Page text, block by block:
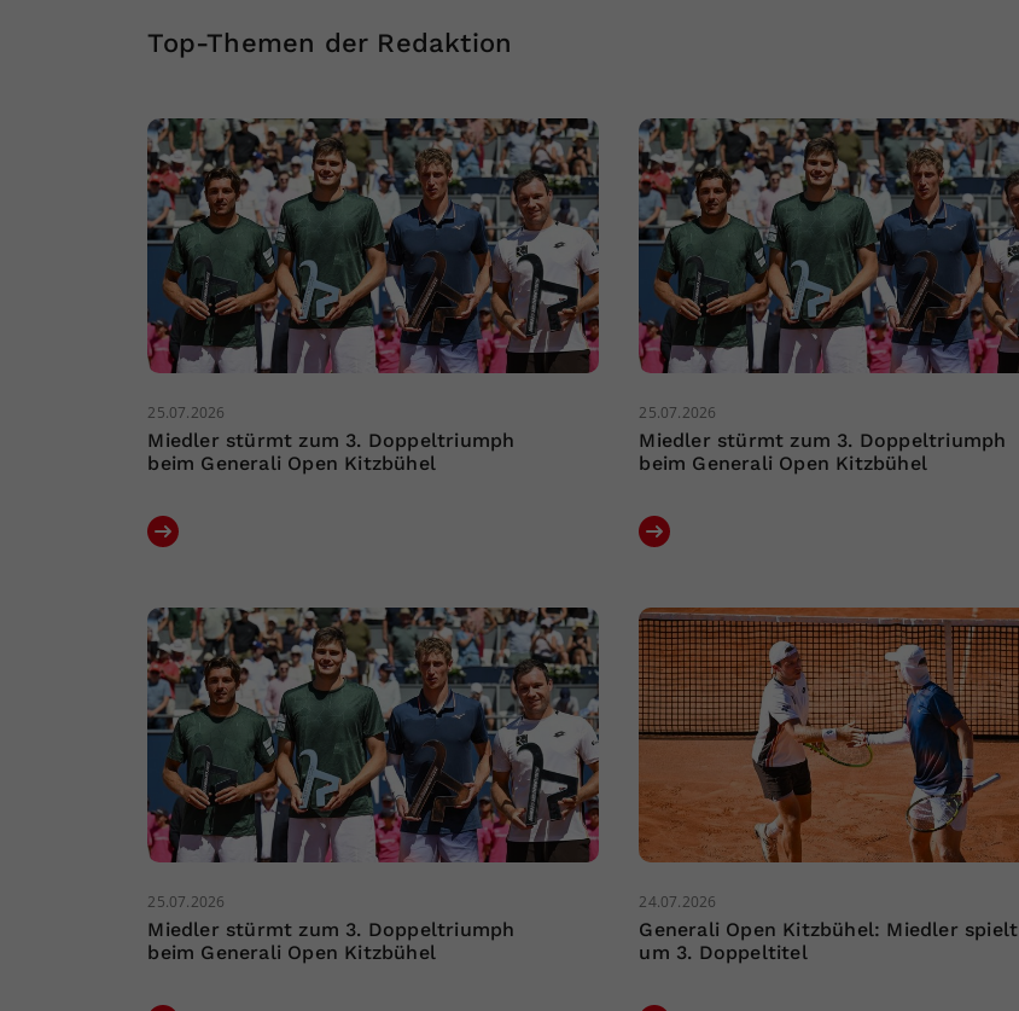
Top-Themen der Redaktion
25.07.2026
Miedler stürmt zum 3. Doppeltriumph
beim Generali Open Kitzbühel
25.07.2026
Miedler stürmt zum 3. Doppeltriumph
beim Generali Open Kitzbühel
25.07.2026
Miedler stürmt zum 3. Doppeltriumph
beim Generali Open Kitzbühel
24.07.2026
Generali Open Kitzbühel: Miedler spielt
um 3. Doppeltitel